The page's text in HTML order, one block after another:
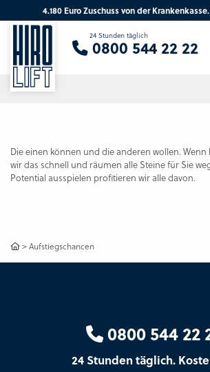
Die einen können und die anderen wollen. Wenn
wir das schnell und räumen alle Steine für Sie
Potential ausspielen profitieren wir alle davon.
>Aufstiegschancen
0800 544 22
24 Stunden täglich.
4.180 Euro Zuschuss von der Krankenkasse.
24 Stunden täglich
0800 544 22 22
Sie suchen
Ihre PLZ